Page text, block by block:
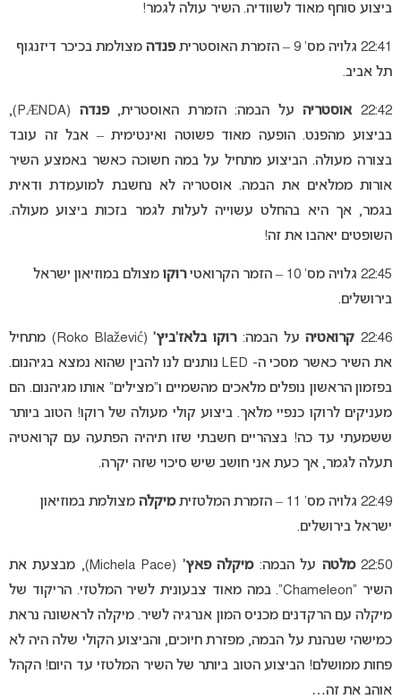
ביצוע סוחף מאוד לשוודיה. השיר עולה לגמר!
22:41 גלויה מס’ 9 – הזמרת האוסטרית פנדה מצולמת בכיכר דיזנגוף
תל אביב.
22:42 אוסטריהעל הבמה: הזמרת האוסטרית,פנדה
(PÆNDA),
בביצוע מהפנט. הופעה מאוד פשוטה ואינטימית – אבל זה עובד
בצורה מעולה. הביצוע מתחיל על במה חשוכה כאשר באמצע השיר
אורות ממלאים את הבמה. אוסטריה לא נחשבת למועמדת ודאית
בגמר, אך היא בהחלט עשוייה לעלות לגמר בזכות ביצוע מעולה.
השופטים יאהבו את זה!
22:45 גלויה מס’ 10 – הזמר הקרואטי רוקו מצולם במוזיאון ישראל
בירושלים.
22:46 קרואטיהעל הבמה:רוקו בלאז’ביץ’
(Roko Blažević) מתחיל
את השיר כאשר מסכי ה- LED נותנים לנו להבין שהוא נמצא בגיהנום.
בפזמון הראשון נופלים מלאכים מהשמיים ו”מצילים” אותו מגיהנום. הם
מעניקים לרוקו כנפיי מלאך. ביצוע קולי מעולה של רוקו! הטוב ביותר
ששמעתי עד כה! בצהריים חשבתי שזו תיהיה הפתעה עם קרואטיה
תעלה לגמר, אך כעת אני חושב שיש סיכוי שזה יקרה.
22:49 גלויה מס’ 11 – הזמרת המלטזית מיקלה מצולמת במוזיאון
ישראל בירושלים.
22:50 מלטה על הבמה:מיקלה פאץ’
(Michela Pace), מבצעת את
השיר “Chameleon”. במה מאוד צבעונית לשיר המלטזי. הריקוד של
מיקלה עם הרקדנים מכניס המון אנרגיה לשיר. מיקלה לראשונה נראת
כמישהי שנהנת על הבמה, מפזרת חיוכים, והביצוע הקולי שלה היה לא
פחות ממושלם! הביצוע הטוב ביותר של השיר המלטזי עד היום! הקהל
אוהב את זה…